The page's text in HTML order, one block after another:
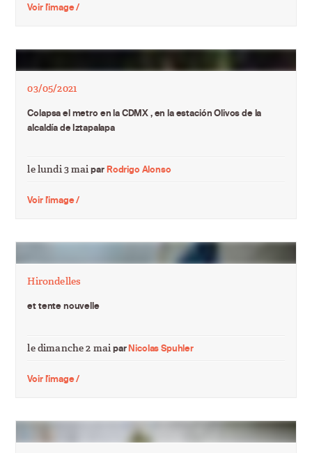
Voir l'image /
03/05/2021
Colapsa el metro en la CDMX , en la estación Olivos de la
alcaldía de Iztapalapa
le lundi 3 maiparRodrigo Alonso
Voir l'image /
Hirondelles
et tente nouvelle
le dimanche 2 maiparNicolas Spuhler
Voir l'image /